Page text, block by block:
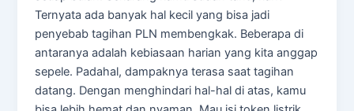
Ternyata ada banyak hal kecil yang bisa jadi
penyebab tagihan PLN membengkak. Beberapa di
antaranya adalah kebiasaan harian yang kita anggap
sepele. Padahal, dampaknya terasa saat tagihan
datang. Dengan menghindari hal-hal di atas, kamu